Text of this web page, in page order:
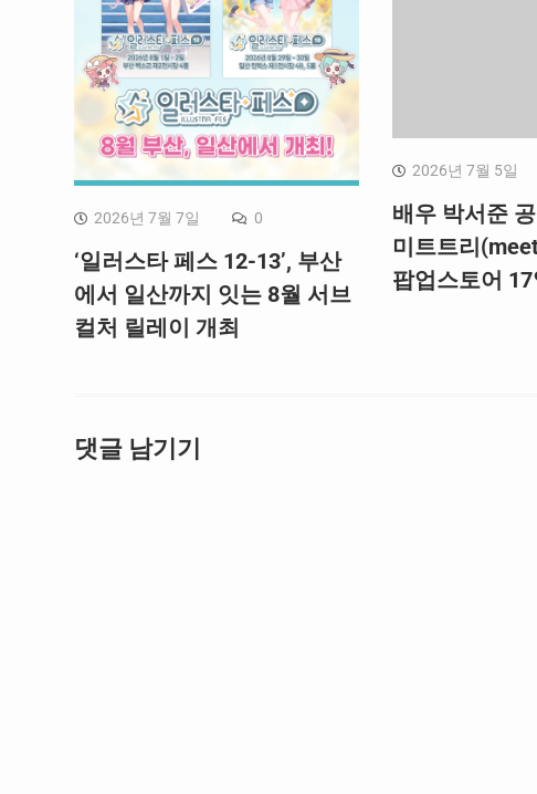
2026년 7월 7일 0
‘일러스타 페스 12-13’, 부산
에서 일산까지 잇는 8월 서브
컬처 릴레이 개최
2026년 7월 5일
배우 박서준
미트트리
팝업스토어
댓글 남기기